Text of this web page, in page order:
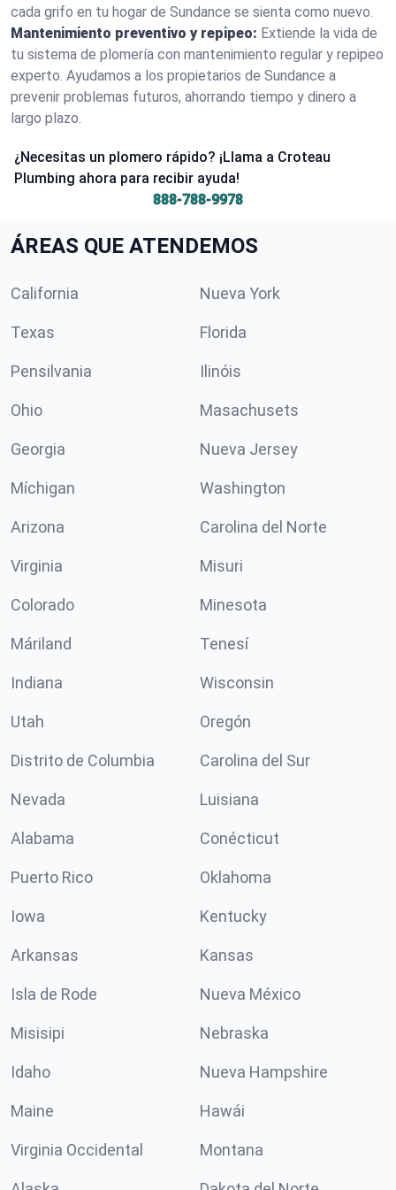
cada grifo en tu hogar de Sundance se sienta como nuevo.
Mantenimiento preventivo y repipeo: Extiende la vida de
tu sistema de plomería con mantenimiento regular y repipeo
experto. Ayudamos a los propietarios de Sundance a
prevenir problemas futuros, ahorrando tiempo y dinero a
largo plazo.
¿Necesitas un plomero rápido? ¡Llama a Croteau
Plumbing ahora para recibir ayuda!
888-788-9978
ÁREAS QUE ATENDEMOS
California Nueva York
Texas Florida
Pensilvania Ilinóis
Ohio Masachusets
Georgia Nueva Jersey
Míchigan Washington
Arizona Carolina del Norte
Virginia Misuri
Colorado Minesota
Máriland Tenesí
Indiana Wisconsin
Utah Oregón
Distrito de Columbia Carolina del Sur
Nevada Luisiana
Alabama Conécticut
Puerto Rico Oklahoma
Iowa Kentucky
Arkansas Kansas
Isla de Rode Nueva México
Misisipi Nebraska
Idaho Nueva Hampshire
Maine Hawái
Virginia Occidental Montana